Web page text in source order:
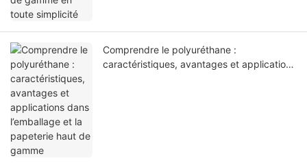
Comprendre le polyuréthane :
caractéristiques, avantages et applications